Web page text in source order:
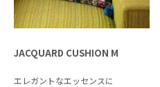
JACQUARD CUSHION M
エレガントなエッセンスに